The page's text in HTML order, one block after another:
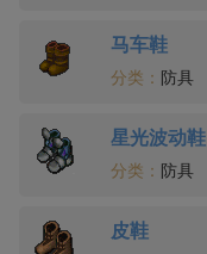
马车鞋
分类： 防具
星光波动鞋
分类： 防具
皮鞋